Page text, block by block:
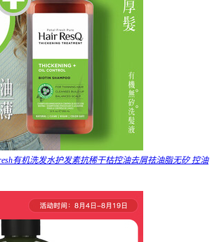
有机洗发水护发素抗稀干枯控油去屑祛油脂无矽 控油